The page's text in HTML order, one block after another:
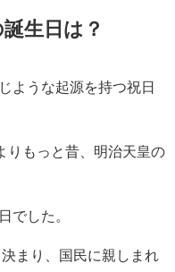
生日は？
ような起源を持つ祝日
りもっと昔、明治天皇の
でした。
まり、国民に親しまれ